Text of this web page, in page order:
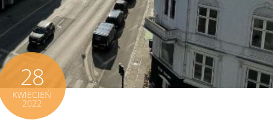
28
KWIECIEŃ
2022